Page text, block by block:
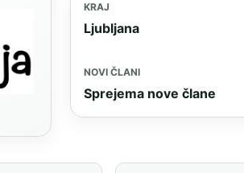
KRAJ
Ljubljana
NOVI ČLANI
Sprejema nove člane